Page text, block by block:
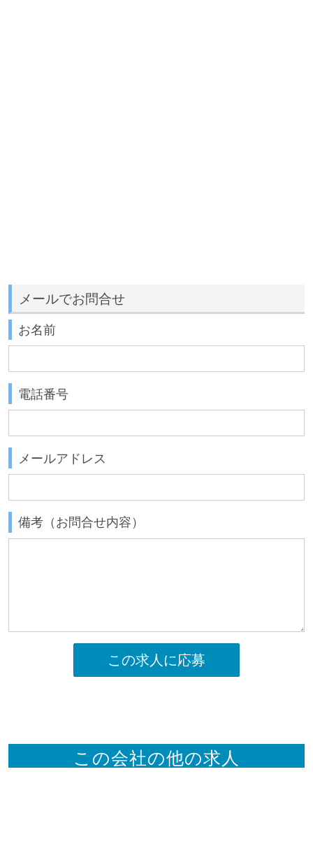
メールでお問合せ
お名前
電話番号
メールアドレス
備考（お問合せ内容）
この求人に応募
この会社の他の求人